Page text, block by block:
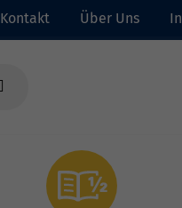
Kontakt Über Uns